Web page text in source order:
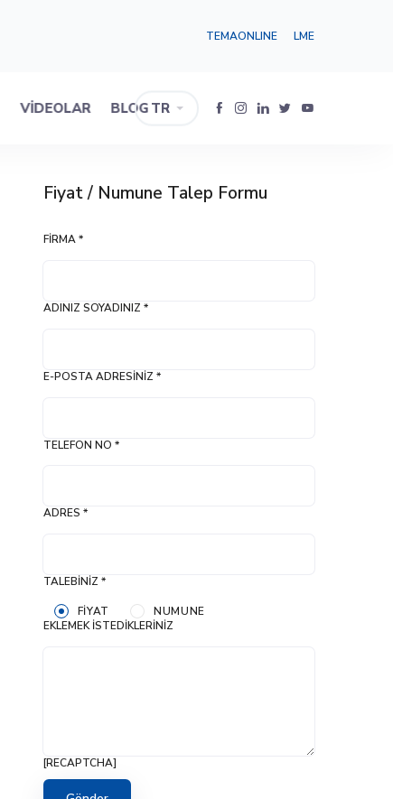
TEMAONLINE LME
VIDEOLAR BLOG TR
Fiyat / Numune Talep Formu
FIRMA *
ADINIZ SOYADINIZ *
E-POSTA ADRESINIZ *
TELEFON NO *
ADRES *
TALEBINIZ *
FIYAT
NUMUNE
EKLEMEK İSTEDIKLERINIZ
[RECAPTCHA]